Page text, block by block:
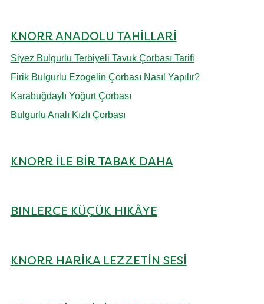
KNORR ANADOLU TAHILLARI
Siyez Bulgurlu Terbiyeli Tavuk Çorbası Tarifi
Firik Bulgurlu Ezogelin Çorbası Nasıl Yapılır?
Karabuğdaylı Yoğurt Çorbası
Bulgurlu Analı Kızlı Çorbası
KNORR ILE BIR TABAK DAHA
BINLERCE KÜÇÜK HIKÂYE
KNORR HARIKA LEZZETIN SESI